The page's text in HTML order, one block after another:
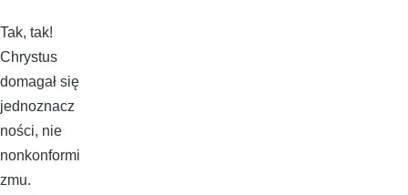
Tak, tak!
Chrystus
domagał się
jednoznacz
ności, nie
nonkonformi
zmu.